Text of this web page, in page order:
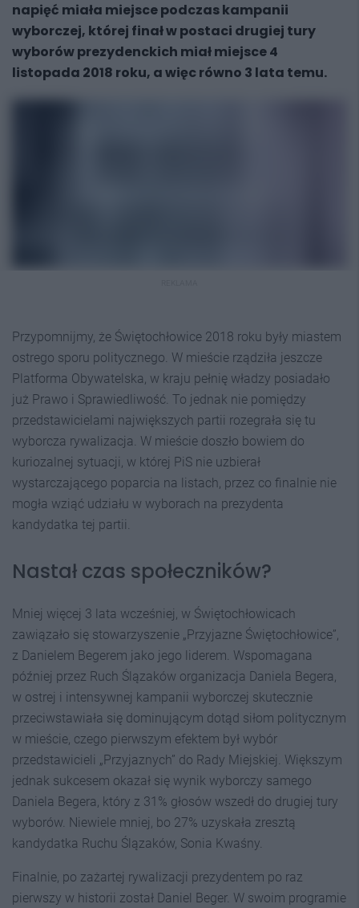
napięć miała miejsce podczas kampanii
wyborczej, której finał w postaci drugiej tury
wyborów prezydenckich miał miejsce 4
listopada 2018 roku, a więc równo 3 lata temu.
Przypomnijmy, że Świętochłowice 2018 roku były miastem
ostrego sporu politycznego. W mieście rządziła jeszcze
Platforma Obywatelska, w kraju pełnię władzy posiadało
już Prawo i Sprawiedliwość. To jednak nie pomiędzy
przedstawicielami największych partii rozegrała się tu
wyborcza rywalizacja. W mieście doszło bowiem do
kuriozalnej sytuacji, w której PiS nie uzbierał
wystarczającego poparcia na listach, przez co finalnie nie
mogła wziąć udziału w wyborach na prezydenta
kandydatka tej partii.
Nastał czas społeczników?
Mniej więcej 3 lata wcześniej, w Świętochłowicach
zawiązało się stowarzyszenie „Przyjazne Świętochłowice”,
z Danielem Begerem jako jego liderem. Wspomagana
później przez Ruch Ślązaków organizacja Daniela Begera,
w ostrej i intensywnej kampanii wyborczej skutecznie
przeciwstawiała się dominującym dotąd siłom politycznym
w mieście, czego pierwszym efektem był wybór
przedstawicieli „Przyjaznych” do Rady Miejskiej. Większym
jednak sukcesem okazał się wynik wyborczy samego
Daniela Begera, który z 31% głosów wszedł do drugiej tury
wyborów. Niewiele mniej, bo 27% uzyskała zresztą
kandydatka Ruchu Ślązaków, Sonia Kwaśny.
Finalnie, po zażartej rywalizacji prezydentem po raz
pierwszy w historii został Daniel Beger. W swoim programie